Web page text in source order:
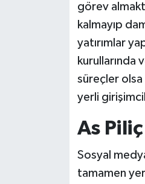
görev
kalmayıp
yatırımlar
kurullarında
süreçler olsa
yerli
As
Sosyal
tamamen